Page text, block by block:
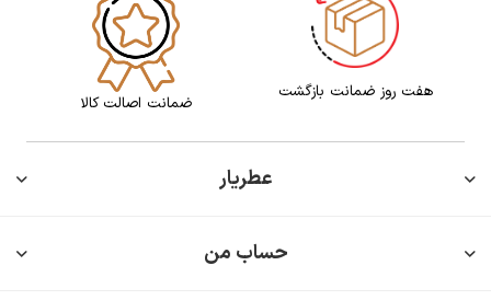
هفت روز ضمانت بازگشت
ضمانت اصالت کالا
عطریار
حساب من